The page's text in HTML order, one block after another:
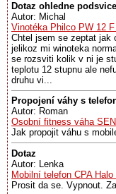
Dotaz ohledne
Autor: Michal
Vinotéka Philco PW 12
Chtel jsem se zeptat jak
jelikoz mi winoteka
se rozsviti kolik v ni je
teplotu 12 stupnu ale
druhu vi...
Propojení váhy s
Autor: Roman
Osobní fitness váha
Jak propojit váhu s
Dotaz
Autor: Lenka
Mobilní telefon CPA Halo
Prosit da se. Vypnout.